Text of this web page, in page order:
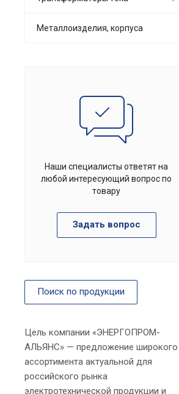
Металлоизделия, корпуса
Наши специалисты ответят на
любой интересующий вопрос по
товару
Задать вопрос
Поиск по продукции
Цель компании «ЭНЕРГОПРОМ-
АЛЬЯНС» — предложение широкого
ассортимента актуальной для
российского рынка
электротехнической продукции и